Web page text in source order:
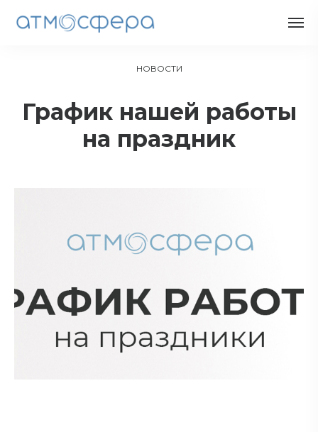
НОВОСТИ
График нашей работы
на праздник